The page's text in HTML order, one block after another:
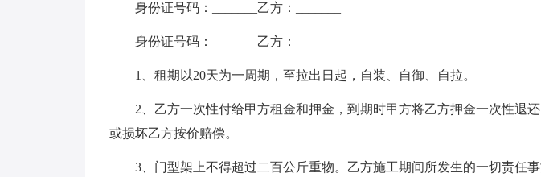
身份证号码：_______乙方：_______
身份证号码：_______乙方：_______
1、租期以20天为一周期，至拉出日起，自装、自御、自拉。
2、乙方一次性付给甲方租金和押金，到期时甲方将乙方押金一次性退
或损坏乙方按价赔偿。
3、门型架上不得超过二百公斤重物。乙方施工期间所发生的一切责任事